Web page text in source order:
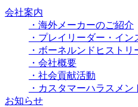
会社案内
・海外メーカーのご紹介
・プレイリーダー・イン
・ボーネルンドヒストリ
・会社概要
・社会貢献活動
・カスタマーハラスメン
お知らせ